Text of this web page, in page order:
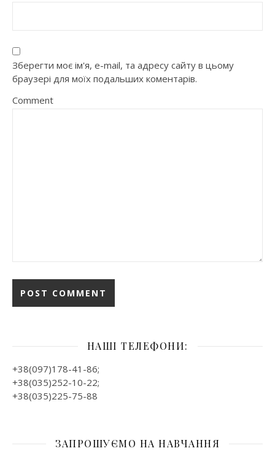
Зберегти моє ім'я, e-mail, та адресу сайту в цьому
браузері для моїх подальших коментарів.
Comment
НАШІ ТЕЛЕФОНИ:
+38(097)178-41-86;
+38(035)252-10-22;
+38(035)225-75-88
ЗАПРОШУЄМО НА НАВЧАННЯ